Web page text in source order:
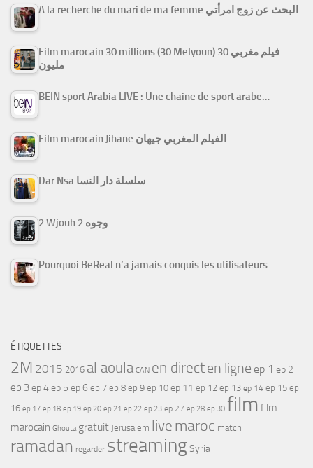
A la recherche du mari de ma femme البحث عن زوج امرأتي
Film marocain 30 millions (30 Melyoun) فيلم مغربي 30
مليون
BEIN sport Arabia LIVE : Une chaine de sport arabe…
Film marocain Jihane الفيلم المغربي جيهان
Dar Nsa سلسلة دار النسا
2 Wjouh 2 وجوه
Pourquoi BeReal n’a jamais conquis les utilisateurs
ÉTIQUETTES
2M 2015 2016 al aoula CAN en directen ligne ep 1 ep 2
ep 3ep 4ep 5 ep 6 ep 7 ep 8 ep 9 ep 10 ep 11 ep 12 ep 13 ep 14 ep 15 ep
16 ep 17 ep 18 ep 19 ep 20 ep 21 ep 22 ep 23 ep 27 ep 28 ep 30 film film
marocain Ghouta gratuit Jerusalem live maroc match
ramadan regarder streamingSyria